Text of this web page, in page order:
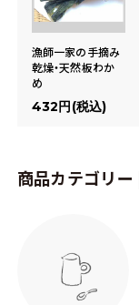
漁師一家の手摘み
乾燥・天然板わか
め
432円(税込)
商品カテゴリー